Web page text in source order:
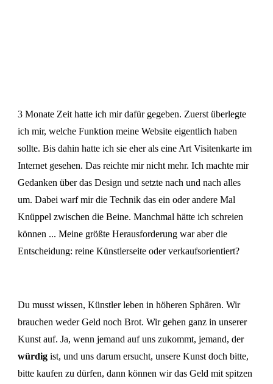
3 Monate Zeit hatte ich mir dafür gegeben. Zuerst überlegte
ich mir, welche Funktion meine Website eigentlich haben
sollte. Bis dahin hatte ich sie eher als eine Art Visitenkarte im
Internet gesehen. Das reichte mir nicht mehr. Ich machte mir
Gedanken über das Design und setzte nach und nach alles
um. Dabei warf mir die Technik das ein oder andere Mal
Knüppel zwischen die Beine. Manchmal hätte ich schreien
können ... Meine größte Herausforderung war aber die
Entscheidung: reine Künstlerseite oder verkaufsorientiert?
Du musst wissen, Künstler leben in höheren Sphären. Wir
brauchen weder Geld noch Brot. Wir gehen ganz in unserer
Kunst auf. Ja, wenn jemand auf uns zukommt, jemand, der
würdig ist, und uns darum ersucht, unsere Kunst doch bitte,
bitte kaufen zu dürfen, dann können wir das Geld mit spitzen